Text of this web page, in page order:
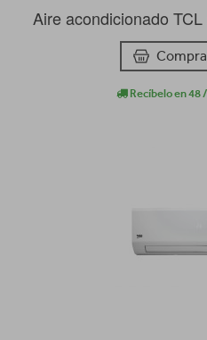
Aire acondicionado
Recíbelo en 48